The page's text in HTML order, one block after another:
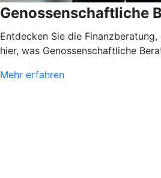
Genossenschaftliche
Entdecken Sie die
hier, was Genossenschaftliche
Mehr erfahren